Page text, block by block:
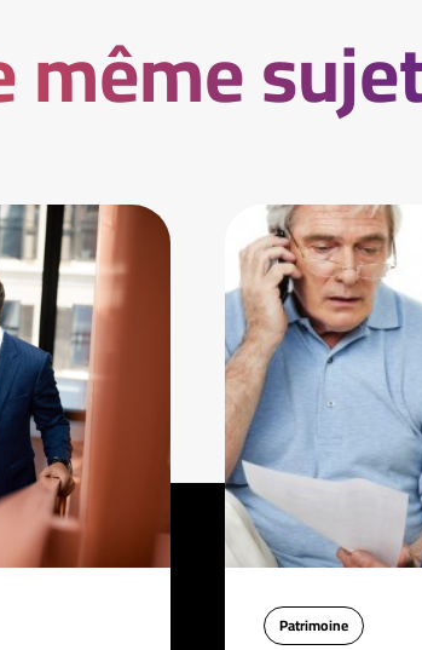
même
Patrimoine